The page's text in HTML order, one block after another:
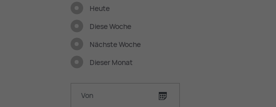
Heute
Diese Woche
Nächste Woche
Dieser Monat